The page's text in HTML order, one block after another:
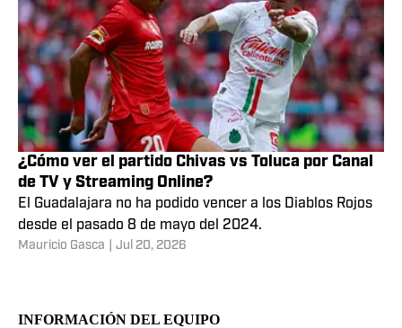
¿Cómo ver el partido Chivas vs Toluca por Canal
de TV y Streaming Online?
El Guadalajara no ha podido vencer a los Diablos Rojos
desde el pasado 8 de mayo del 2024.
Mauricio Gasca Jul 20, 2026
INFORMACIÓN DEL EQUIPO